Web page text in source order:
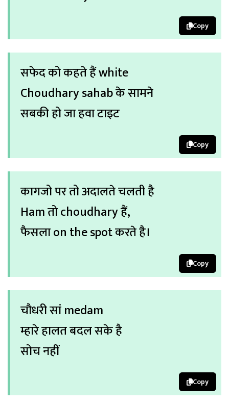
Copy
सफेद को कहते हैं white
Choudhary sahab के सामने
सबकी हो जा हवा टाइट
Copy
कागजो पर तो अदालते चलती है
Ham तो choudhary हैं,
फैसला on the spot करते है।
Copy
चौधरी सां medam
म्हारे हालत बदल सके है
सोच नहीं
Copy